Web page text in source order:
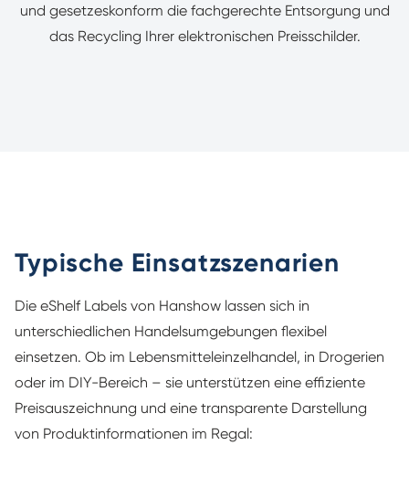
und gesetzeskonform die fachgerechte Entsorgung und
das Recycling Ihrer elektronischen Preisschilder.
Typische Einsatzszenarien
Die eShelf Labels von Hanshow lassen sich in
unterschiedlichen Handelsumgebungen flexibel
einsetzen. Ob im Lebensmitteleinzelhandel, in Drogerien
oder im DIY-Bereich – sie unterstützen eine effiziente
Preisauszeichnung und eine transparente Darstellung
von Produktinformationen im Regal: